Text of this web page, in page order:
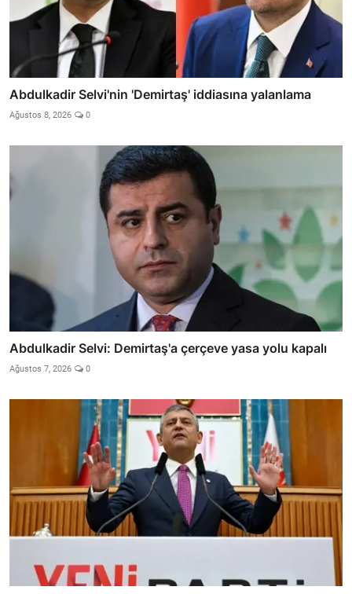
Abdulkadir Selvi'nin 'Demirtaş' iddiasına yalanlama
Ağustos 8, 2026 0
Abdulkadir Selvi: Demirtaş'a çerçeve yasa yolu kapalı
Ağustos 7, 2026 0